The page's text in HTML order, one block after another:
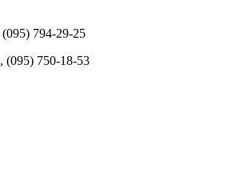
(095) 794-29-25
, (095) 750-18-53